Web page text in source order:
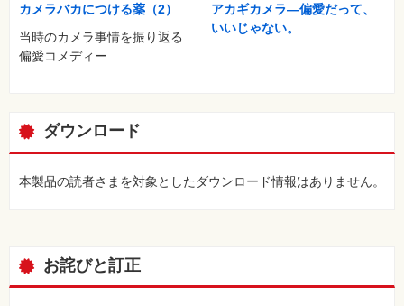
カメラバカにつける薬（2）
当時のカメラ事情を振り返る
偏愛コメディー
アカギカメラ—偏愛だって、
いいじゃない。
ダウンロード
本製品の読者さまを対象としたダウンロード情報はありません。
お詫びと訂正